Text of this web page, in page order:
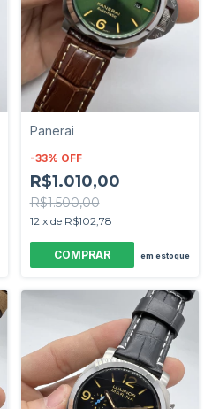
Panerai
-33% OFF
R$1.010,00
R$1.500,00
12 x de R$102,78
em estoque